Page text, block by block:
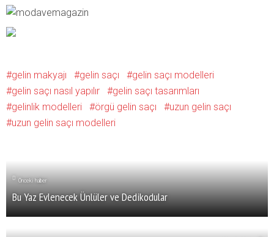
gelin makyajı gelin saçı
gelin saçı modelleri
gelin saçı nasıl yapılır
gelin saçı tasarımları
gelinlik modelleri
örgü gelin saçı
uzun gelin saçı
uzun gelin saçı modelleri
Önceki haber
Bu Yaz Evlenecek Ünlüler ve Dedikodular